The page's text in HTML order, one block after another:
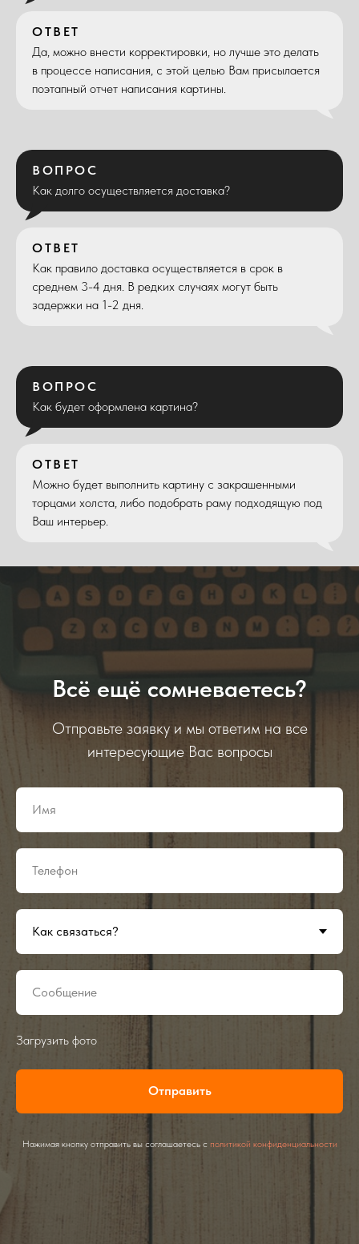
ОТВЕТ
Да, можно внести корректировки, но лучше это делать
в процессе написания, с этой целью Вам присылается
поэтапный отчет написания картины.
ВОПРОС
Как долго осуществляется доставка?
ОТВЕТ
Как правило доставка осуществляется в срок в
среднем 3-4 дня. В редких случаях могут быть
задержки на 1-2 дня.
ВОПРОС
Как будет оформлена картина?
ОТВЕТ
Можно будет выполнить картину с закрашенными
торцами холста, либо подобрать раму подходящую под
Ваш интерьер.
Всё ещё сомневаетесь?
Отправьте заявку и мы ответим на все
интересующие Вас вопросы
Загрузить фото
Отправить
Нажимая кнопку отправить вы соглашаетесь с политикой конфиденциальности